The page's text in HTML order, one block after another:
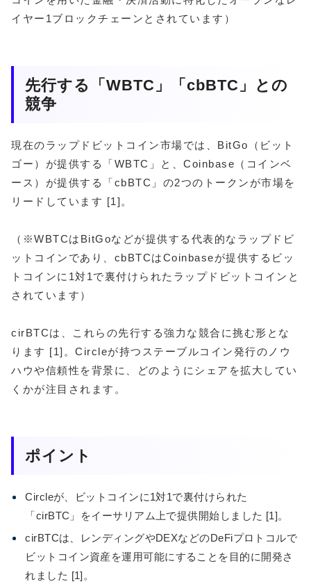
イヤー1ブロックチェーンとされています）
先行する「WBTC」「cbBTC」との
競争
現在のラップドビットコイン市場では、BitGo（ビット
ゴー）が提供する「WBTC」と、Coinbase（コインベ
ース）が提供する「cbBTC」の2つのトークンが市場を
リードしています [1]。
（※WBTCはBitGoなどが提供する代表的なラップドビ
ットコインであり、cbBTCはCoinbaseが提供するビッ
トコインに1対1で裏付けられたラップドビットコインと
されています）
cirBTCは、これらの先行する強力な競合に挑む形とな
ります [1]。Circleが持つステーブルコイン発行のノウ
ハウや信頼性を背景に、どのようにシェアを拡大してい
くかが注目されます。
ポイント
Circleが、ビットコインに1対1で裏付けられた
「cirBTC」をイーサリアム上で提供開始しました [1]。
cirBTCは、レンディングやDEXなどのDeFiプロトコルで
ビットコイン資産を運用可能にすることを目的に開発さ
れました [1]。